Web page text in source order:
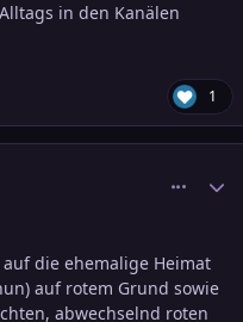
in den Kanälen
1
die ehemalige Heimat
auf rotem Grund sowie
abwechselnd roten